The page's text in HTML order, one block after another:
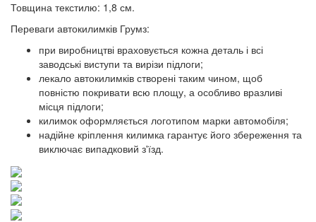
Товщина текстилю: 1,8 см.
Переваги автокилимків Грумз:
при виробництві враховується кожна деталь і всі
заводські виступи та вирізи підлоги;
лекало автокилимків створені таким чином, щоб
повністю покривати всю площу, а особливо вразливі
місця підлоги;
килимок оформляється логотипом марки автомобіля;
надійне кріплення килимка гарантує його збереження та
виключає випадковий з'їзд.